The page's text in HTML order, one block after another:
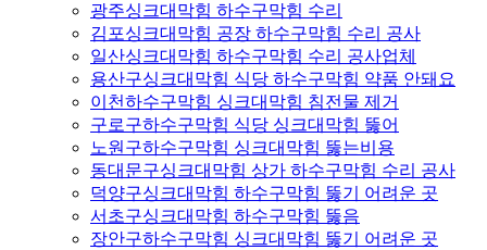
광주싱크대막힘 하수구막힘 수리
김포싱크대막힘 공장 하수구막힘 수리 공사
일산싱크대막힘 하수구막힘 수리 공사업체
용산구싱크대막힘 식당 하수구막힘 약품 안돼요
이천하수구막힘 싱크대막힘 침전물 제거
구로구하수구막힘 식당 싱크대막힘 뚫어
노원구하수구막힘 싱크대막힘 뚫는비용
동대문구싱크대막힘 상가 하수구막힘 수리 공사
덕양구싱크대막힘 하수구막힘 뚫기 어려운 곳
서초구싱크대막힘 하수구막힘 뚫음
장안구하수구막힘 싱크대막힘 뚫기 어려운 곳